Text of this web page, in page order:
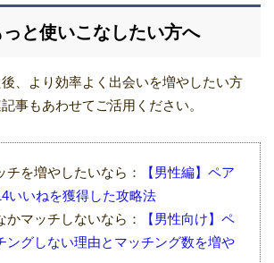
と使いこなしたい方へ
、より効率よく出会いを増やしたい方
事もあわせてご活用ください。
チを増やしたいなら：
【男性編】ペア
いいねを獲得した攻略法
かマッチしないなら：
【男性向け】ペ
ングしない理由とマッチング数を増や